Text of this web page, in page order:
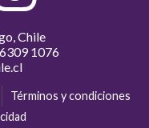
Chile
1076
Términos y condiciones